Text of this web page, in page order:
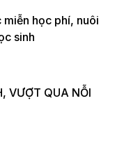
học phí, nuôi
sinh
VƯỢT QUA NỖI